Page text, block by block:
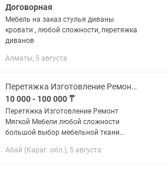
Договорная
Мебель на заказ стулья диваны
кровати , любой сложности, перетяжка
диванов
Алматы, 5 августа
Перетяжка Изготовление Ремонт Мягкой Мебели
10 000 - 100 000 ₸
Перетяжка Изготовление Ремонт
Мягкой Мебели любой сложности
большой выбор мебельной ткани
плотности
Абай (Караг. обл.), 5 августа